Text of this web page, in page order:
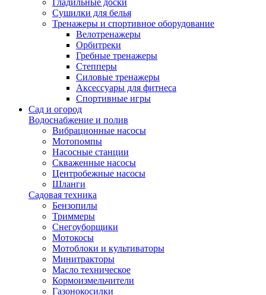
Гладильные доски
Сушилки для белья
Тренажеры и спортивное оборудование
Велотренажеры
Орбитреки
Гребные тренажеры
Степперы
Силовые тренажеры
Аксессуары для фитнеса
Спортивные игры
Сад и огород
Водоснабжение и полив
Вибрационные насосы
Мотопомпы
Насосные станции
Скваженные насосы
Центробежные насосы
Шланги
Садовая техника
Бензопилы
Триммеры
Снегоуборщики
Мотокосы
Мотоблоки и культиваторы
Минитракторы
Масло техническое
Кормоизмельчители
Газонокосилки